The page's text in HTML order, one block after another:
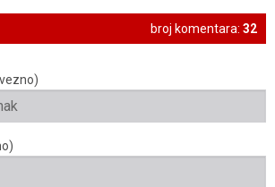
broj komentara: 32